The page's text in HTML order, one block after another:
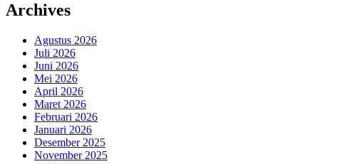
Archives
Agustus 2026
Juli 2026
Juni 2026
Mei 2026
April 2026
Maret 2026
Februari 2026
Januari 2026
Desember 2025
November 2025